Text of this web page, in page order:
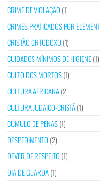
CRIME DE VIOLAÇÃO (1)
CRIMES PRATICADOS POR
CRISTÃO ORTODOXO (1)
CUIDADOS MÍNIMOS DE HIGIENE(1)
CULTO DOS MORTOS(1)
CULTURA AFRICANA(2)
CULTURA JUDAICO-CRISTÃ(1)
CÚMULO DE PENAS(1)
DESPEDIMENTO (2)
DEVER DE RESPEITO (1)
DIA DE GUARDA(1)